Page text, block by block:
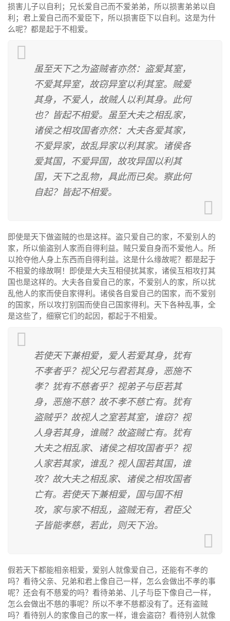
损害儿子以自利；兄长爱自己而不爱弟弟，所以损害弟弟以自
利；君上爱自己而不爱臣下，所以损害臣下以自利。这是为什
么呢？都是起于不相爱。
虽至天下之为盗贼者亦然：盗爱其室，
不爱其异室，故窃异室以利其室。贼爱
其身，不爱人，故贼人以利其身。此何
也？皆起不相爱。虽至大夫之相乱家，
诸侯之相攻国者亦然：大夫各爱其家，
不爱异家，故乱异家以利其家。诸侯各
爱其国，不爱异国，故攻异国以利其
国，天下之乱物，具此而已矣。察此何
自起？皆起不相爱。
即使是天下做盗贼的也是这样。盗只爱自己的家，不爱别人的
家，所以偷盗别人家而自得利益。贼只爱自身而不爱他人。所
以抢夺他人身上东西而自得利益。这是什么缘故呢？都是起于
不相爱的缘故啊！即使是大夫互相侵扰其家，诸侯互相攻打其
国也是这样的。大夫各自爱自己的家，不爱别人的家，所以扰
乱他人的家而使自家得利。诸侯各自爱自己的国家，而不爱别
的国家，所以攻打别国而使自己国家得利。天下各种乱事，全
是这些了，细察它们的起因，都起于不相爱。
若使天下兼相爱，爱人若爱其身，犹有
不孝者乎？视父兄与君若其身，恶施不
孝？犹有不慈者乎？视弟子与臣若其
身，恶施不慈？故不孝不慈亡有。犹有
盗贼乎？故视人之室若其室，谁窃？视
人身若其身，谁贼？故盗贼亡有。犹有
大夫之相乱家、诸侯之相攻国者乎？视
人家若其家，谁乱？视人国若其国，谁
攻？故大夫之相乱家、诸侯之相攻国者
亡有。若使天下兼相爱，国与国不相
攻，家与家不相乱，盗贼无有，君臣父
子皆能孝慈，若此，则天下治。
假若天下都能相亲相爱，爱别人就像爱自己，还能有不孝的
吗？看待父亲、兄弟和君上像自己一样，怎么会做出不孝的事
呢？还会有不慈爱的吗？看待弟弟、儿子与臣下像自己一样，
怎么会做出不慈的事呢？所以不孝不慈都没有了。还有盗贼
吗？看待别人的家像自己的家一样，谁会盗窃？看待别人就像